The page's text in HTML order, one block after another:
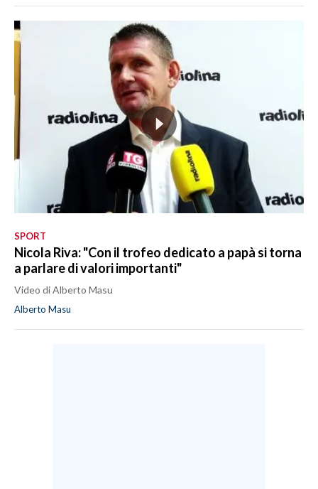
SPORT
Nicola Riva: "Con il trofeo dedicato a papà si torna
a parlare di valori importanti"
Video di Alberto Masu
Alberto Masu